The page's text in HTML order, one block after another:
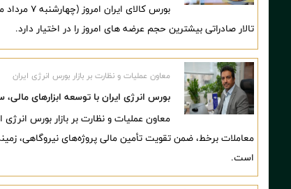
تالار صادراتی بیشترین حجم عرضه های امروز را در اختیار دارد.
معاون عملیات و نظارت بر بازار بورس انرژی ایران
بورس انرژی ایران با توسعه ابزارهای
معاون عملیات و نظارت بر بازار بورس انرژی
معاملات برخط، ضمن تقویت تأمین مالی پروژه‌های نیروگاهی،
است.